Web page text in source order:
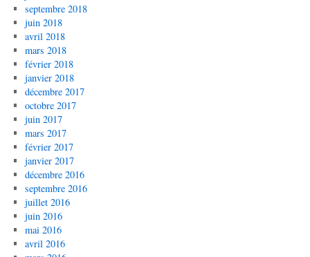
septembre 2018
juin 2018
avril 2018
mars 2018
février 2018
janvier 2018
décembre 2017
octobre 2017
juin 2017
mars 2017
février 2017
janvier 2017
décembre 2016
septembre 2016
juillet 2016
juin 2016
mai 2016
avril 2016